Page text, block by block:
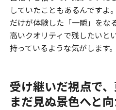
していたこともあるんですよ
だけが体験した「一瞬」をな
高いクオリティで残したいと
持っているような気がします。
受け継いだ視点で、
まだ見ぬ景色へと